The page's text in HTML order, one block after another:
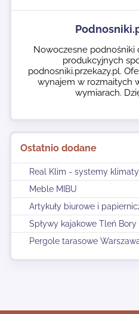
Ostatnio dodane
Real Klim - systemy
Meble MIBU
Artykuły biurowe i
Spływy kajakowe Tleń
Pergole tarasowe
Nowoczesne podnośniki
produkcyjnych
podnosniki.przekazy.pl.
wynajem w rozmaitych
wymiarach.